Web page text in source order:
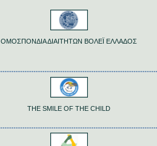
ΟΜΟΣΠΟΝΔΙΑ ΔΙΑΙΤΗΤΩΝ ΒΟΛΕΪ ΕΛΛΑΔΟΣ
THE SMILE OF THE CHILD